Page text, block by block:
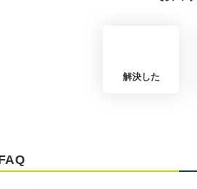
解決した